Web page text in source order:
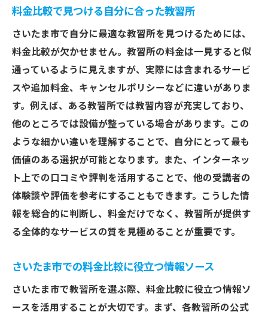
口コミと料金を併用した賢い選び方
さいたま市の教習所で知っておくべき口コ
ミ情報
料金比較と口コミを組み合わせるメリット
実際の利用者の声を参考にする方法
さいたま市の教習所選びでの口コミ活用法
口コミと料金から見つける理想の教習所
料金比較で見つける自分に合った教習所
さいたま市で自分に最適な教習所を見つけるためには、
料金比較が欠かせません。教習所の料金は一見すると似
通っているように見えますが、実際には含まれるサービ
スや追加料金、キャンセルポリシーなどに違いがありま
す。例えば、ある教習所では教習内容が充実しており、
他のところでは設備が整っている場合があります。この
ような細かい違いを理解することで、自分にとって最も
価値のある選択が可能となります。また、インターネッ
ト上での口コミや評判を活用することで、他の受講者の
体験談や評価を参考にすることもできます。こうした情
報を総合的に判断し、料金だけでなく、教習所が提供す
る全体的なサービスの質を見極めることが重要です。
さいたま市での料金比較に役立つ情報ソース
さいたま市で教習所を選ぶ際、料金比較に役立つ情報ソ
ースを活用することが大切です。まず、各教習所の公式